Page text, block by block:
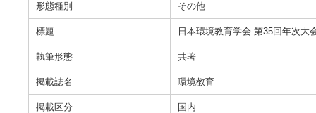
形態種別 その他
標題 日本環境教育学会 第35回年次大
執筆形態 共著
掲載誌名 環境教育
掲載区分 国内